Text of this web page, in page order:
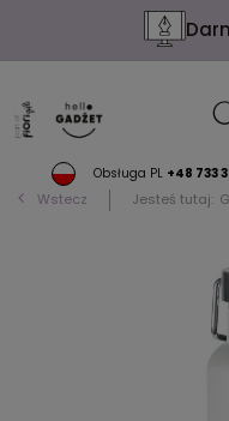
Obsługa PL +48 733
Wstecz Jesteś tutaj: